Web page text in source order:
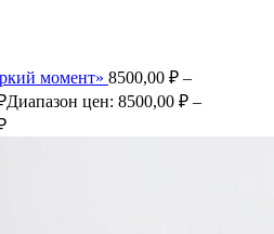
момент» 8500,00 ₽ –
Диапазон цен: 8500,00 ₽ –